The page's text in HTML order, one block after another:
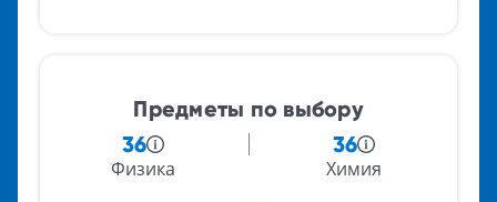
Предметы по выбору
36
Физика
36
Химия